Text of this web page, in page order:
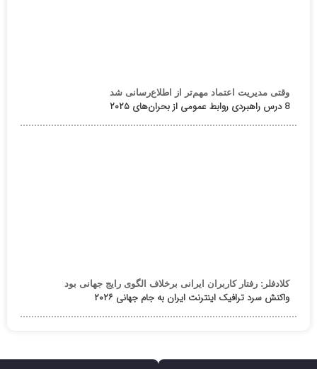
وقتی مدیریت اعتماد مهم‌تر از اطلاع‌رسانی شد
8 درس راهبردی روابط عمومی از بحران‌های ۲۰۲۵
کلادفلر: رفتار کاربران ایرانی برخلاف الگوی رایج جهانی بود
واکنش سرد ترافیک اینترنت ایران به جام جهانی ۲۰۲۶